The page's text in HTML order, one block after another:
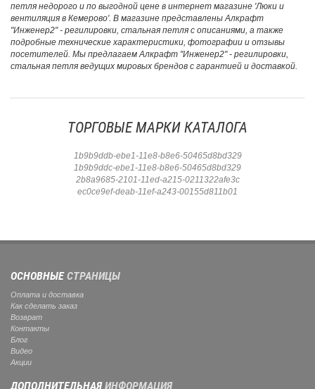
петля недорого и по выгодной цене в интернет магазине 'Люки и
вентиляция в Кемерово'. В магазине представлены Алкрафт
"Инженер2" - регилировки, стальная петля с описаниями, а также
подробные технические характеристики, фотографии и отзывы
посетителей. Мы предлагаем Алкрафт "Инженер2" - регилировки,
стальная петля ведущих мировых брендов с гарантией и доставкой.
ТОРГОВЫЕ МАРКИ КАТАЛОГА
1b9b9ddb-ebe1-11e8-b8e6-50465d8bd329
1b9b9ddc-ebe1-11e8-b8e6-50465d8bd329
2b8a9685-2101-11ed-a215-0211322afe3c
ec0ce9ef-deab-11ef-a243-00155d811b01
ОСНОВНЫЕСТРАНИЦЫ
Оплата и доставка
Как сделать заказ
Возврат
Контакты
Блог
Видео
Акции
ДОПОЛНИТЕЛЬНАЯИНФОРМАЦИЯ